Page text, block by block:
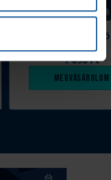
Szeged
1 090 Ft
Megvásárolom